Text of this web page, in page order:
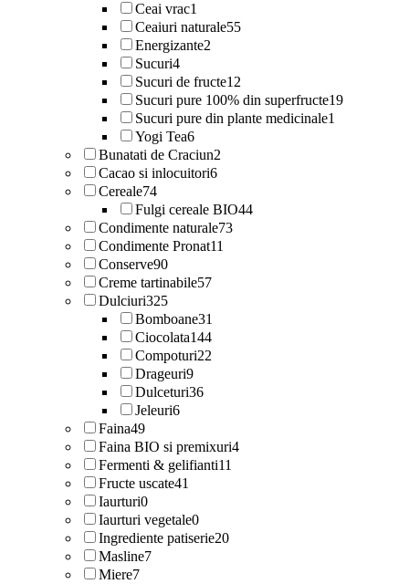
Ceai vrac1
Ceaiuri naturale55
Energizante2
Sucuri4
Sucuri de fructe12
Sucuri pure 100% din superfructe19
Sucuri pure din plante medicinale1
Yogi Tea6
Bunatati de Craciun2
Cacao si inlocuitori6
Cereale74
Fulgi cereale BIO44
Condimente naturale73
Condimente Pronat11
Conserve90
Creme tartinabile57
Dulciuri325
Bomboane31
Ciocolata144
Compoturi22
Drageuri9
Dulceturi36
Jeleuri6
Faina49
Faina BIO si premixuri4
Fermenti & gelifianti11
Fructe uscate41
Iaurturi0
Iaurturi vegetale0
Ingrediente patiserie20
Masline7
Miere7